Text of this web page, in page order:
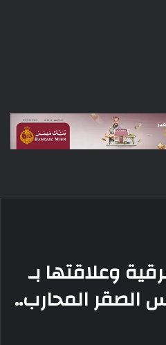
وعلاقتها بـ
الصقر المحارب..